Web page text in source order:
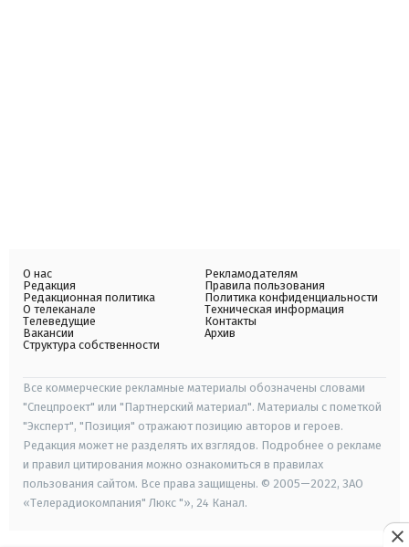
О нас
Редакция
Редакционная политика
О телеканале
Телеведущие
Вакансии
Структура собственности
Рекламодателям
Правила пользования
Политика конфиденциальности
Техническая информация
Контакты
Архив
Все коммерческие рекламные материалы обозначены словами
"Спецпроект" или "Партнерский материал". Материалы с пометкой
"Эксперт", "Позиция" отражают позицию авторов и героев.
Редакция может не разделять их взглядов. Подробнее о рекламе
и правил цитирования можно ознакомиться в правилах
пользования сайтом. Все права защищены. © 2005—2022, ЗАО
«Телерадиокомпания" Люкс "», 24 Канал.